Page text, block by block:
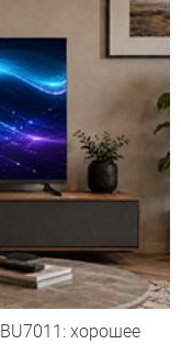
хорошее